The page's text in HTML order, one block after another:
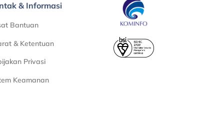
& Informasi
Bantuan
& Ketentuan
Privasi
Keamanan